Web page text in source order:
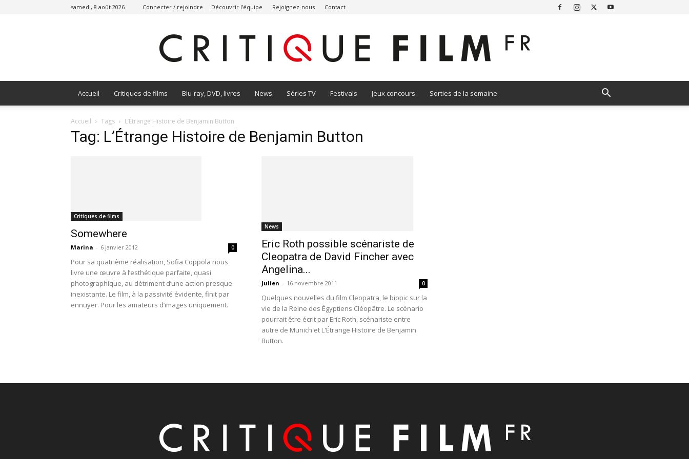
samedi, 8 août 2026 Connecter / rejoindre Découvrir l’équipe Rejoignez-nous Contact
Accueil Critiques de films Blu-ray, DVD, livres News Séries TV Festivals Jeux concours Sorties de la semaine
Accueil Tags L’Étrange Histoire de Benjamin Button
Tag: L’Étrange Histoire de Benjamin Button
Critiques de films
Somewhere
Marina - 6 janvier 2012 0
Pour sa quatrième réalisation, Sofia Coppola nous
livre une œuvre à l’esthétique parfaite, quasi
photographique, au détriment d’une action presque
inexistante. Le film, à la passivité évidente, finit par
ennuyer. Pour les amateurs d’images uniquement.
News
Eric Roth possible scénariste de
Cleopatra de David Fincher avec
Angelina...
Julien - 16 novembre 2011 0
Quelques nouvelles du film Cleopatra, le biopic sur la
vie de la Reine des Égyptiens Cléopâtre. Le scénario
pourrait être écrit par Eric Roth, scénariste entre
autre de Munich et L'Étrange Histoire de Benjamin
Button.